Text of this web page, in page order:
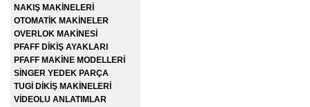
NAKIŞ MAKİNELERİ
OTOMATİK MAKİNELER
OVERLOK MAKİNESİ
PFAFF DİKİŞ AYAKLARI
PFAFF MAKİNE MODELLERİ
SİNGER YEDEK PARÇA
TUGİ DİKİŞ MAKİNELERİ
VİDEOLU ANLATIMLAR